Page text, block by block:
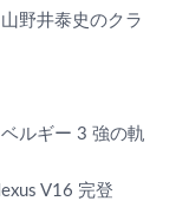
野井泰史のクラ
ルギー 3 強の軌
V16 完登